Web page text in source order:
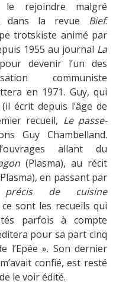
rejoindre malgré
dans la revue Bief.
trotskiste animé par
1955 au journal La
devenir l’un des
communiste
en 1971. Guy, qui
écrit depuis l’âge de
recueil, Le passe-
Guy Chambelland.
allant du
(Plasma), au récit
en passant par
de cuisine
sont les recueils qui
parfois à compte
pour sa part cinq
l’Epée ». Son dernier
confié, est resté
le voir édité.